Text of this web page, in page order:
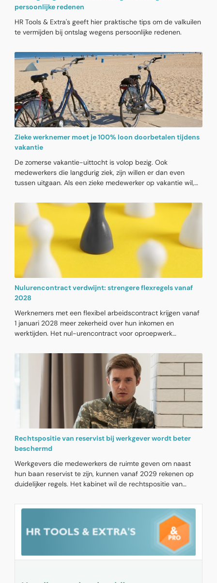
persoonlijke redenen
HR Tools & Extra's geeft hier praktische tips om de valkuilen
te vermijden bij ontslag wegens persoonlijke redenen.
Zieke werknemer moet je 100% loon doorbetalen tijdens
vakantie
De zomerse vakantie-uittocht is volop bezig. Ook
medewerkers die langdurig ziek, zijn willen er dan even
tussen uitgaan. Als een zieke medewerker op vakantie wil,
heeft bepaald, dat de werkgever dan 100% van het loon
moet doorbetalen en niet het lagere ‘ziekengeldloon’. Zieke
werknemers die te weinig vakantieloon hebben gekregen,
kunnen binnen 5 jaar zelfs nabetaling van het gemiste loon
vorderen. Werkgevers en HR-afdelingen doen er daarom
goed aan om hun personeelsregelingen hierop na te lopen.
Nulurencontract verdwijnt: strengere flexregels vanaf
2028
Werknemers met een flexibel arbeidscontract krijgen vanaf
1 januari 2028 meer zekerheid over hun inkomen en
werktijden. Het nul-urencontract voor oproepwerk
Alleen scholieren, studenten en AOW-gerechtigden mogen
nog oproepwerk blijven doen. Voor werkgevers betekent dit
dat zij in 2027 hun beleid voor de flexibele schil met
tijdelijke contracten, oproepkrachten en uitzendwerk tijdig
Rechtspositie van reservist bij werkgever wordt beter
beschermd
Werkgevers die medewerkers de ruimte geven om naast
hun baan reservist te zijn, kunnen vanaf 2029 rekenen op
duidelijker regels. Het kabinet wil de rechtspositie van
meer aansluit bij de ambitie om het aantal reservisten de
komende jaren meer dan te verdubbelen. Zo komt er
mogelijk onbetaald reservistenverlof na een oproep, dat de
werkgever niet mag weigeren. Ook wordt bekeken of de
ontslagbescherming voor opgeroepen reservisten opnieuw
moet worden ingevoerd. Verder worden werkgevers ontlast